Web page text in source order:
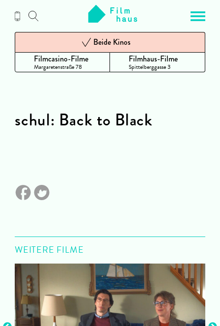
Inhalt
Filmcasino-Filme
Margaretenstraße 78
Beide Kinos
Filmhaus-Filme
Spittelberggasse 3
schul: Back to Black
WEITERE FILME